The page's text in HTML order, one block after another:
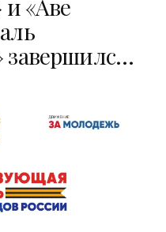
и «Аве
завершился